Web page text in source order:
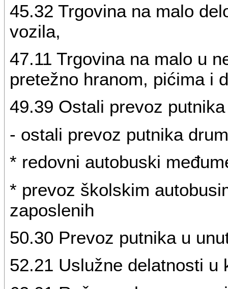
45.32 Trgovina na malo
vozila,
47.11 Trgovina na malo u
pretežno hranom, pićima i
49.39 Ostali prevoz
- ostali prevoz putnika
* redovni autobuski
* prevoz školskim
zaposlenih
50.30 Prevoz putnika u
52.21 Uslužne delatnosti u